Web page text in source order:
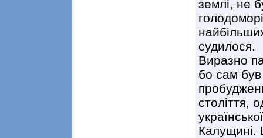
землі, не
судилося.
Виразно
бо сам
століття,
Калущині.